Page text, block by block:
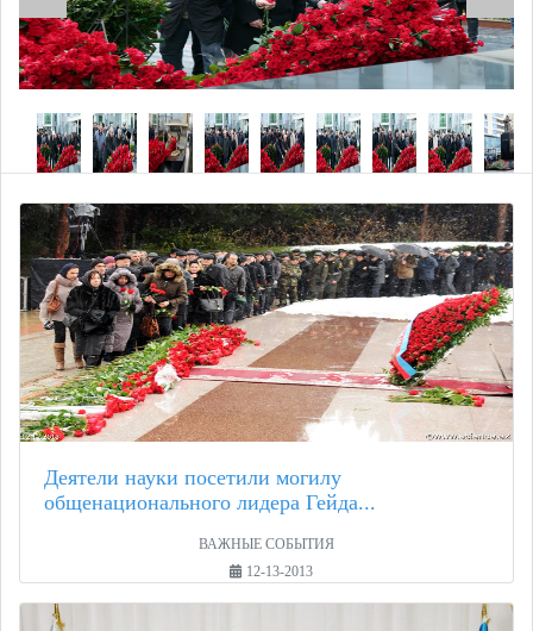
Деятели науки посетили могилу
общенационального лидера Гейда...
ВАЖНЫЕ СОБЫТИЯ
12-13-2013